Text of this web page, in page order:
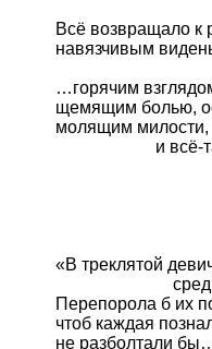
Всё возвращало к
навязчивым
…горячим
щемящим болью,
молящим милости,
«В треклятой
                           средь бела дня, при всех…
Перепорола б их
чтоб каждая
не разболтали